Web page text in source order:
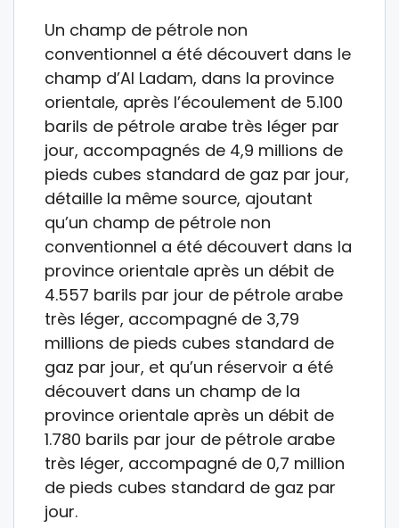
Un champ de pétrole non
conventionnel a été découvert dans le
champ d’Al Ladam, dans la province
orientale, après l’écoulement de 5.100
barils de pétrole arabe très léger par
jour, accompagnés de 4,9 millions de
pieds cubes standard de gaz par jour,
détaille la même source, ajoutant
qu’un champ de pétrole non
conventionnel a été découvert dans la
province orientale après un débit de
4.557 barils par jour de pétrole arabe
très léger, accompagné de 3,79
millions de pieds cubes standard de
gaz par jour, et qu’un réservoir a été
découvert dans un champ de la
province orientale après un débit de
1.780 barils par jour de pétrole arabe
très léger, accompagné de 0,7 million
de pieds cubes standard de gaz par
jour.